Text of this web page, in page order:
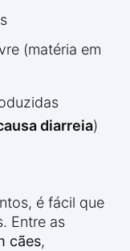
(matéria em
diarreia)
é fácil que
Entre as
cães,